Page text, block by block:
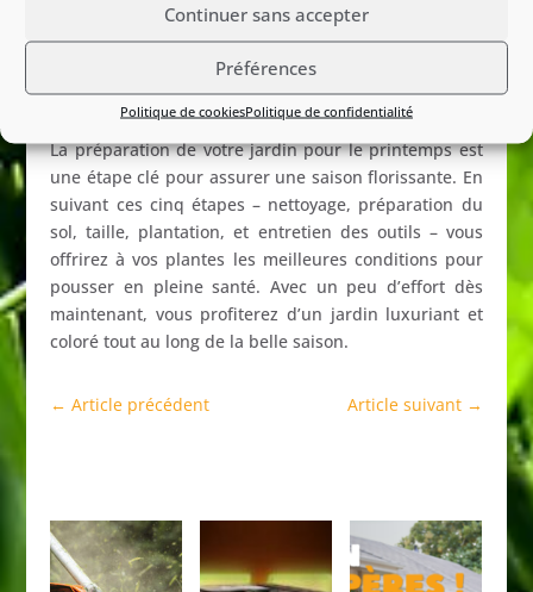
Continuer sans accepter
Préférences
Politique de cookiesPolitique de confidentialité
ou de buses bouchées. Avec l’arrivée de la chaleur,
un bon système d’arrosage sera essentiel pour
maintenir votre jardin en pleine forme.
La préparation de votre jardin pour le printemps est
une étape clé pour assurer une saison florissante. En
suivant ces cinq étapes – nettoyage, préparation du
sol, taille, plantation, et entretien des outils – vous
offrirez à vos plantes les meilleures conditions pour
pousser en pleine santé. Avec un peu d’effort dès
maintenant, vous profiterez d’un jardin luxuriant et
coloré tout au long de la belle saison.
←Article précédent Article suivant→